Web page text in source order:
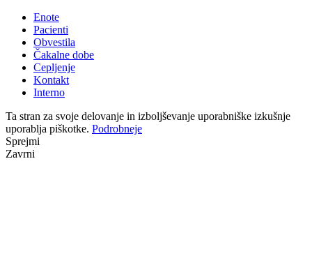
Enote
Pacienti
Obvestila
Čakalne dobe
Cepljenje
Kontakt
Interno
Ta stran za svoje delovanje in izboljševanje uporabniške izkušnje
uporablja piškotke. Podrobneje
Sprejmi
Zavrni